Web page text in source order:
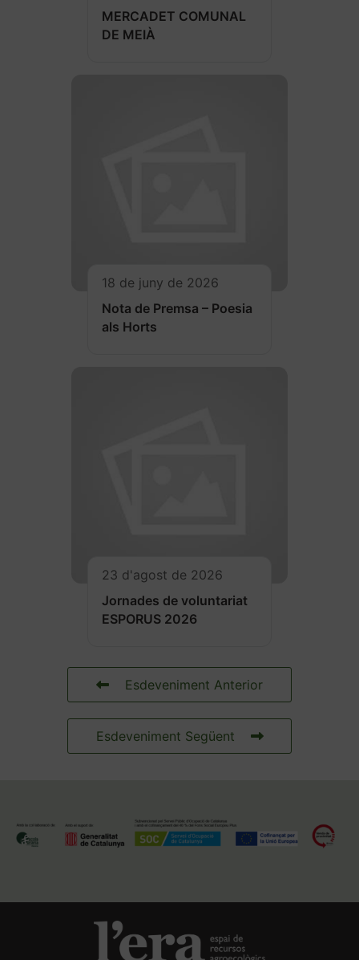
MERCADET COMUNAL
DE MEIÀ
18 de juny de 2026
Nota de Premsa – Poesia
als Horts
23 d'agost de 2026
Jornades de voluntariat
ESPORUS 2026
Esdeveniment Anterior
Esdeveniment Següent